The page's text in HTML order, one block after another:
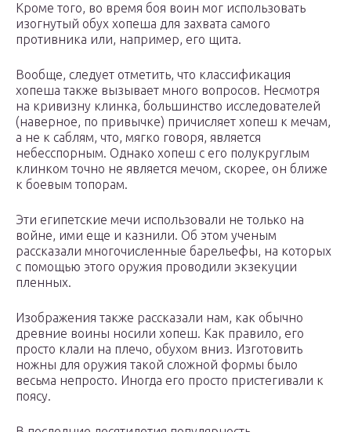
Кроме того, во время боя воин мог использовать
изогнутый обух хопеша для захвата самого
противника или, например, его щита.
Вообще, следует отметить, что классификация
хопеша также вызывает много вопросов. Несмотря
на кривизну клинка, большинство исследователей
(наверное, по привычке) причисляет хопеш к мечам,
а не к саблям, что, мягко говоря, является
небесспорным. Однако хопеш с его полукруглым
клинком точно не является мечом, скорее, он ближе
к боевым топорам.
Эти египетские мечи использовали не только на
войне, ими еще и казнили. Об этом ученым
рассказали многочисленные барельефы, на которых
с помощью этого оружия проводили экзекуции
пленных.
Изображения также рассказали нам, как обычно
древние воины носили хопеш. Как правило, его
просто клали на плечо, обухом вниз. Изготовить
ножны для оружия такой сложной формы было
весьма непросто. Иногда его просто пристегивали к
поясу.